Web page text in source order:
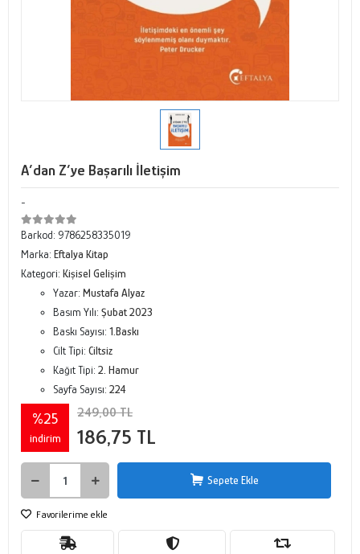
A’dan Z’ye Başarılı İletişim
-
Barkod: 9786258335019
Marka: Eftalya Kitap
Kategori: Kişisel Gelişim
Yazar: Mustafa Alyaz
Basım Yılı: Şubat 2023
Baskı Sayısı: 1.Baskı
Cilt Tipi: Ciltsiz
Kağıt Tipi: 2. Hamur
Sayfa Sayısı: 224
%25
indirim
249,00 TL
186,75 TL
Sepete Ekle
Favorilerime ekle